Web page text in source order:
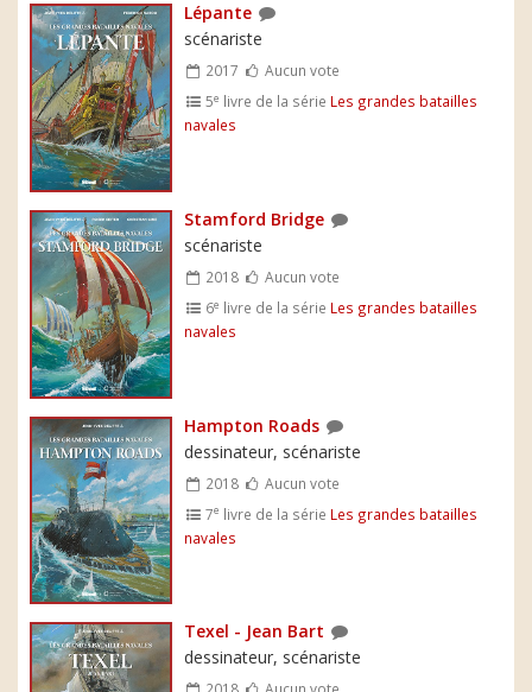
Lépante
scénariste
2017
Aucun vote
5e livre de la série Les grandes batailles
navales
Stamford Bridge
scénariste
2018
Aucun vote
6e livre de la série Les grandes batailles
navales
Hampton Roads
dessinateur, scénariste
2018
Aucun vote
7e livre de la série Les grandes batailles
navales
Texel - Jean Bart
dessinateur, scénariste